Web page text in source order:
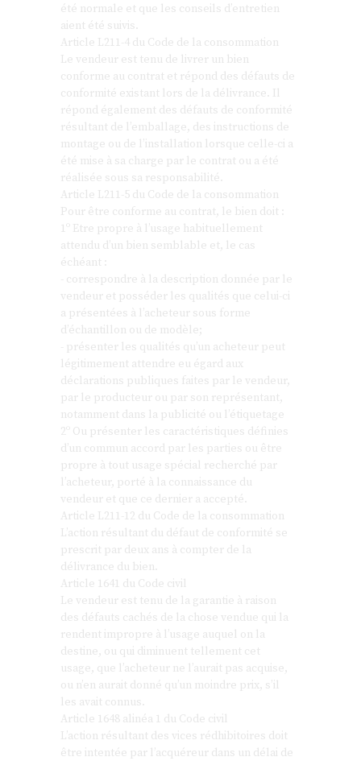
été normale et que les conseils d’entretien
aient été suivis.
Article L211-4 du Code de la consommation
Le vendeur est tenu de livrer un bien
conforme au contrat et répond des défauts de
conformité existant lors de la délivrance. Il
répond également des défauts de conformité
résultant de l’emballage, des instructions de
montage ou de l’installation lorsque celle-ci a
été mise à sa charge par le contrat ou a été
réalisée sous sa responsabilité.
Article L211-5 du Code de la consommation
Pour être conforme au contrat, le bien doit :
1º Etre propre à l’usage habituellement
attendu d’un bien semblable et, le cas
échéant :
- correspondre à la description donnée par le
vendeur et posséder les qualités que celui-ci
a présentées à l’acheteur sous forme
d’échantillon ou de modèle;
- présenter les qualités qu’un acheteur peut
légitimement attendre eu égard aux
déclarations publiques faites par le vendeur,
par le producteur ou par son représentant,
notamment dans la publicité ou l’étiquetage
2º Ou présenter les caractéristiques définies
d’un commun accord par les parties ou être
propre à tout usage spécial recherché par
l’acheteur, porté à la connaissance du
vendeur et que ce dernier a accepté.
Article L211-12 du Code de la consommation
L’action résultant du défaut de conformité se
prescrit par deux ans à compter de la
délivrance du bien.
Article 1641 du Code civil
Le vendeur est tenu de la garantie à raison
des défauts cachés de la chose vendue qui la
rendent impropre à l’usage auquel on la
destine, ou qui diminuent tellement cet
usage, que l’acheteur ne l’aurait pas acquise,
ou n’en aurait donné qu’un moindre prix, s’il
les avait connus.
Article 1648 alinéa 1 du Code civil
L’action résultant des vices rédhibitoires doit
être intentée par l’acquéreur dans un délai de